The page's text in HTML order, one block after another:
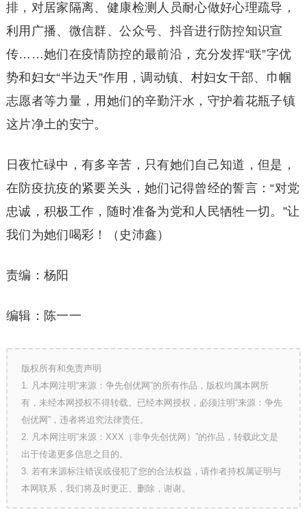
排，对居家隔离、健康检测人员耐心做好心理疏导，
利用广播、微信群、公众号、抖音进行防控知识宣
传……她们在疫情防控的最前沿，充分发挥“联”字优
势和妇女“半边天”作用，调动镇、村妇女干部、巾帼
志愿者等力量，用她们的辛勤汗水，守护着花瓶子镇
这片净土的安宁。
日夜忙碌中，有多辛苦，只有她们自己知道，但是，
在防疫抗疫的紧要关头，她们记得曾经的誓言：“对党
忠诚，积极工作，随时准备为党和人民牺牲一切。”让
我们为她们喝彩！（史沛鑫）
责编：杨阳
编辑：陈一一
版权所有和免责声明
1. 凡本网注明“来源：争先创优网”的所有作品，版权均属本网所
有，未经本网授权不得转载。已经本网授权，必须注明“来源：争先
创优网”，违者将追究法律责任。
2. 凡本网注明“来源：XXX（非争先创优网）”的作品，转载此文是
出于传递更多信息之目的。
3. 若有来源标注错误或侵犯了您的合法权益，请作者持权属证明与
本网联系，我们将及时更正、删除，谢谢。